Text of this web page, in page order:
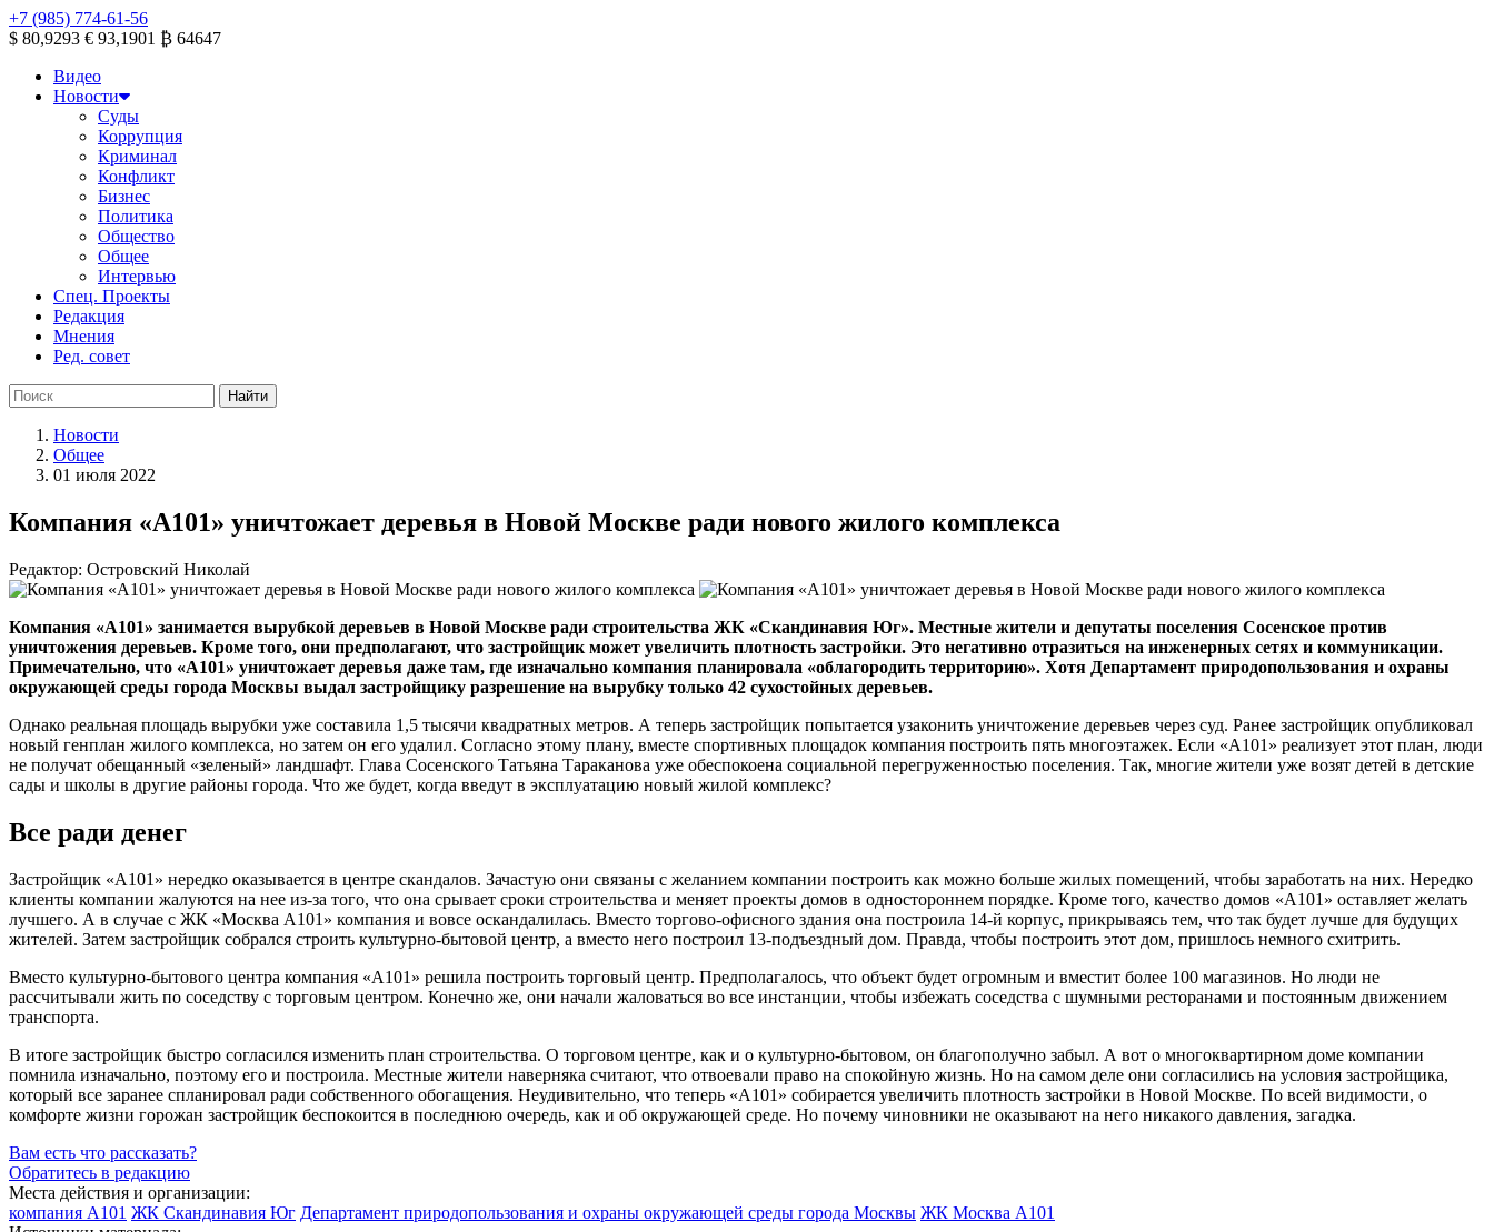
+7 (985) 774-61-56
$ 80,9293 € 93,1901 ₿ 64647
Видео
Новости
Суды
Коррупция
Криминал
Конфликт
Бизнес
Политика
Общество
Общее
Интервью
Спец. Проекты
Редакция
Мнения
Ред. совет
Новости
Общее
01 июля 2022
Компания «А101» уничтожает деревья в Новой Москве ради нового жилого комплекса
Редактор: Островский Николай
Компания «А101» занимается вырубкой деревьев в Новой Москве ради строительства ЖК «Скандинавия Юг». Местные жители и депутаты поселения Сосенское против
уничтожения деревьев. Кроме того, они предполагают, что застройщик может увеличить плотность застройки. Это негативно отразиться на инженерных сетях и коммуникации.
Примечательно, что «А101» уничтожает деревья даже там, где изначально компания планировала «облагородить территорию». Хотя Департамент природопользования и охраны
окружающей среды города Москвы выдал застройщику разрешение на вырубку только 42 сухостойных деревьев.
Однако реальная площадь вырубки уже составила 1,5 тысячи квадратных метров. А теперь застройщик попытается узаконить уничтожение деревьев через суд. Ранее застройщик опубликовал
новый генплан жилого комплекса, но затем он его удалил. Согласно этому плану, вместе спортивных площадок компания построить пять многоэтажек. Если «А101» реализует этот план, люди
не получат обещанный «зеленый» ландшафт. Глава Сосенского Татьяна Тараканова уже обеспокоена социальной перегруженностью поселения. Так, многие жители уже возят детей в детские
сады и школы в другие районы города. Что же будет, когда введут в эксплуатацию новый жилой комплекс?
Все ради денег
Застройщик «А101» нередко оказывается в центре скандалов. Зачастую они связаны с желанием компании построить как можно больше жилых помещений, чтобы заработать на них. Нередко
клиенты компании жалуются на нее из-за того, что она срывает сроки строительства и меняет проекты домов в одностороннем порядке. Кроме того, качество домов «А101» оставляет желать
лучшего. А в случае с ЖК «Москва А101» компания и вовсе оскандалилась. Вместо торгово-офисного здания она построила 14-й корпус, прикрываясь тем, что так будет лучше для будущих
жителей. Затем застройщик собрался строить культурно-бытовой центр, а вместо него построил 13-подъездный дом. Правда, чтобы построить этот дом, пришлось немного схитрить.
Вместо культурно-бытового центра компания «А101» решила построить торговый центр. Предполагалось, что объект будет огромным и вместит более 100 магазинов. Но люди не
рассчитывали жить по соседству с торговым центром. Конечно же, они начали жаловаться во все инстанции, чтобы избежать соседства с шумными ресторанами и постоянным движением
транспорта.
В итоге застройщик быстро согласился изменить план строительства. О торговом центре, как и о культурно-бытовом, он благополучно забыл. А вот о многоквартирном доме компании
помнила изначально, поэтому его и построила. Местные жители наверняка считают, что отвоевали право на спокойную жизнь. Но на самом деле они согласились на условия застройщика,
который все заранее спланировал ради собственного обогащения. Неудивительно, что теперь «А101» собирается увеличить плотность застройки в Новой Москве. По всей видимости, о
комфорте жизни горожан застройщик беспокоится в последнюю очередь, как и об окружающей среде. Но почему чиновники не оказывают на него никакого давления, загадка.
Вам есть что рассказать?
Обратитесь в редакцию
Места действия и организации:
компания А101 ЖК Скандинавия Юг Департамент природопользования и охраны окружающей среды города Москвы ЖК Москва А101